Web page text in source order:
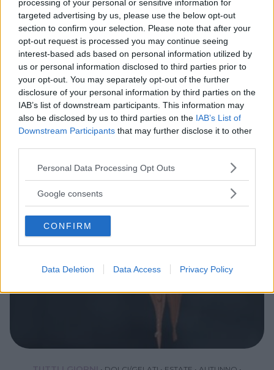
processing of your personal or sensitive information for
targeted advertising by us, please use the below opt-out
section to confirm your selection. Please note that after your
opt-out request is processed you may continue seeing
interest-based ads based on personal information utilized by
us or personal information disclosed to third parties prior to
your opt-out. You may separately opt-out of the further
disclosure of your personal information by third parties on the
IAB’s list of downstream participants. This information may
also be disclosed by us to third parties on the IAB’s List of
Downstream Participants that may further disclose it to other
Please note that this website/app uses one or more Google
not limited to your visit or usage behaviour. You may click to
use your data for below specified purposes in below Google
consent section.
Personal Data Processing Opt Outs
Google consents
CONFIRM
Data Deletion Data Access Privacy Policy
CARNEVALE • DOLCI/GELATI • ESTATE • AUTUNNO •
PRIMAVERA • INVERNO
Chiacchiere senza glutine
FARINA DI RISO FECOLA